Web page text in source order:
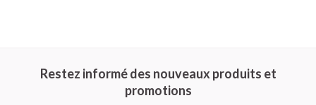
Restez informé des nouveaux produits et
promotions